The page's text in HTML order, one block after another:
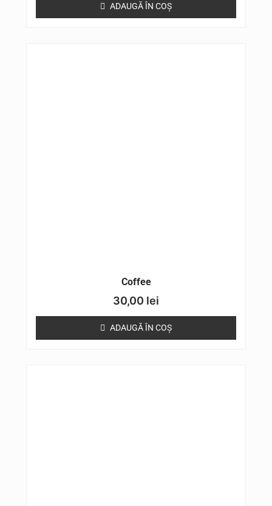
ADAUGĂ ÎN COȘ
Coffee
30,00 lei
ADAUGĂ ÎN COȘ